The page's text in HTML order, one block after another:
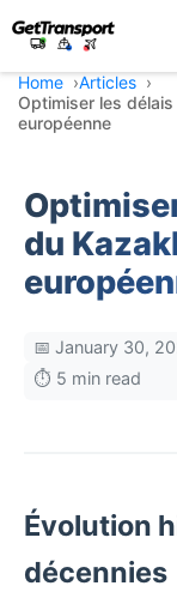
Home
Articles
Optimiser les
européenne
du
📅 January 30,
⏱️ 5 min read
Évolution
décennies